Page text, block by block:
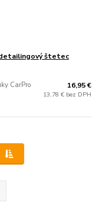
štetec
CarPro 16,95 €
13,78 € bez DPH